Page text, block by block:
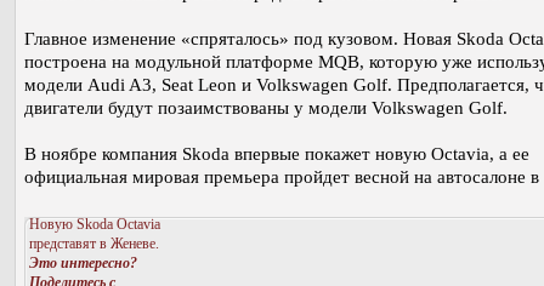
Главное изменение «спряталось» под кузовом. Новая Skoda
построена на модульной платформе MQB, которую уже
модели Audi A3, Seat Leon и Volkswagen Golf. Предполагается,
двигатели будут позаимствованы у модели Volkswagen Golf.
В ноябре компания Skoda впервые покажет новую Octavia, а ее
официальная мировая премьера пройдет весной на автосалоне
Новую Skoda Octavia
представят в Женеве.
Это интересно?
Поделитесь с